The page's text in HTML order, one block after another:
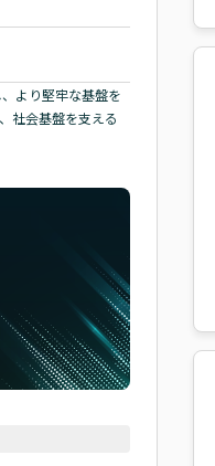
より堅牢な基盤を
社会基盤を支える